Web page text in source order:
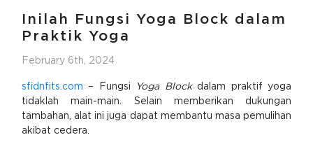
Inilah Fungsi Yoga Block dalam
Praktik Yoga
February 6th, 2024
sfidnfits.com – Fungsi Yoga Blockdalam praktif yoga
tidaklah main-main. Selain memberikan dukungan
tambahan, alat ini juga dapat membantu masa pemulihan
akibat cedera.